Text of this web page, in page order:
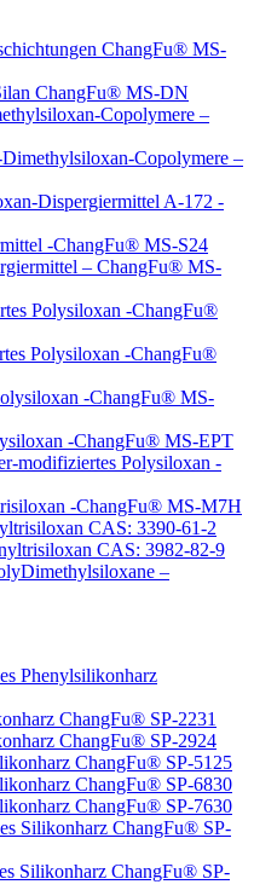
ChangFu® MS-
ChangFu® MS-DN
Copolymere –
Copolymere –
Dispergiermittel A-172 -
-ChangFu® MS-S24
– ChangFu® MS-
Polysiloxan -ChangFu®
Polysiloxan -ChangFu®
-ChangFu® MS-
-ChangFu® MS-EPT
modifiziertes Polysiloxan -
-ChangFu® MS-M7H
CAS: 3390-61-2
CAS: 3982-82-9
–
Phenylsilikonharz
ChangFu® SP-2231
ChangFu® SP-2924
ChangFu® SP-5125
ChangFu® SP-6830
ChangFu® SP-7630
Silikonharz ChangFu® SP-
Silikonharz ChangFu® SP-